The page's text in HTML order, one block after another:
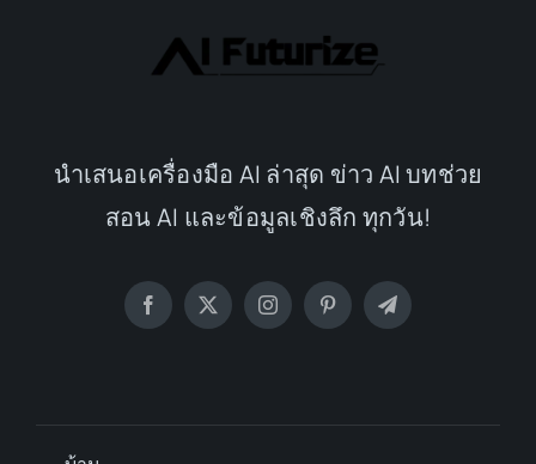
นำเสนอเครื่องมือ AI ล่าสุด ข่าว AI บทช่วย
สอน AI และข้อมูลเชิงลึก ทุกวัน!